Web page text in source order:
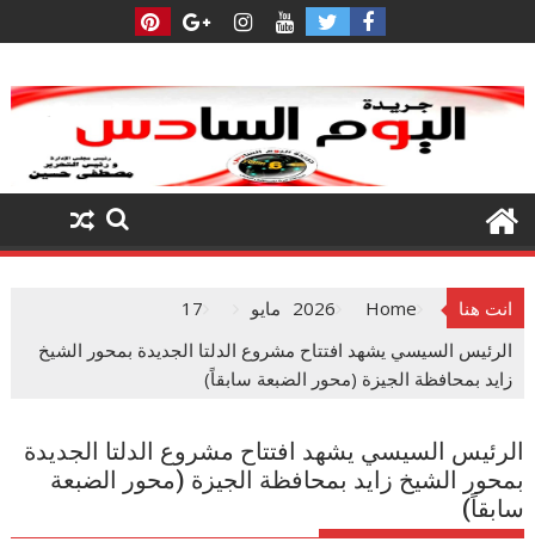
to
انت هنا Home
2026 مايو
17
الرئيس السيسي يشهد افتتاح مشروع الدلتا الجديدة بمحور الشيخ
زايد بمحافظة الجيزة (محور الضبعة سابقاً)
الرئيس السيسي يشهد افتتاح مشروع الدلتا الجديدة
بمحور الشيخ زايد بمحافظة الجيزة (محور الضبعة
سابقاً)